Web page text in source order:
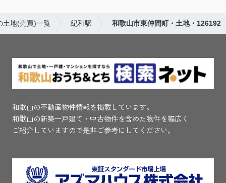
土地(売買)一覧 紀和駅 和歌山市東仲間町・土地・126192
和歌山の不動産物件情報を掲載しています。
和歌山の新築一戸建て・中古物件を含めた物件を幅広く
ご紹介していますので是非ご参考にしてください。